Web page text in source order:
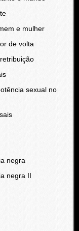
e mulher
de volta
sexual no
negra
negra II